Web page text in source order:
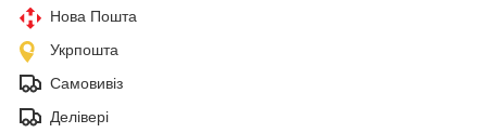
Нова Пошта
Укрпошта
Самовивіз
Делівері